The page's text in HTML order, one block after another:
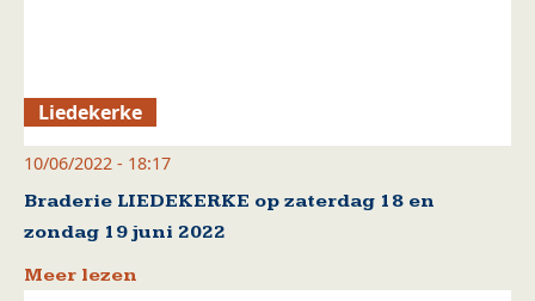
Liedekerke
10/06/2022 - 18:17
Braderie LIEDEKERKE op zaterdag 18 en
zondag 19 juni 2022
Meer lezen